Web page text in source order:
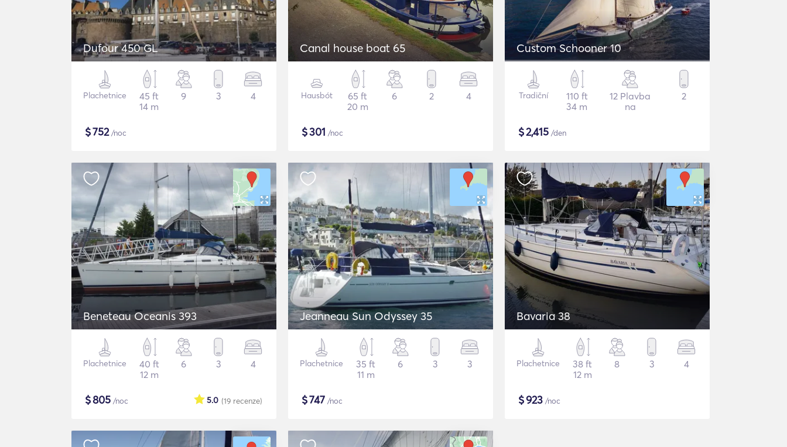
Dufour 450 GL
Plachetnice
45 ft
14 m
9 3 4
$752/noc
Canal house boat 65
Hausbót
65 ft
20 m
6 2 4
$301 /noc
Custom Schooner 10
Tradiční
110 ft
34 m
12 Plavba
na
2
$2,415 /den
Beneteau Oceanis 393
Plachetnice
40 ft
12 m
6 3 4
$805 /noc (19 recenze)
5.0
Jeanneau Sun Odyssey 35
Plachetnice
35 ft
11 m
6 3 3
$747 /noc
Bavaria 38
Plachetnice
38 ft
12 m
8 3 4
$923 /noc